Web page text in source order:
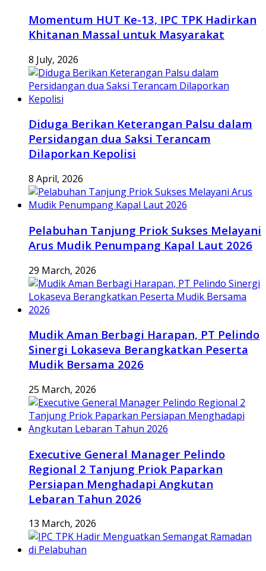
Momentum HUT Ke-13, IPC TPK Hadirkan
Khitanan Massal untuk Masyarakat
8 July, 2026
Diduga Berikan Keterangan Palsu dalam
Persidangan dua Saksi Terancam
Dilaporkan Kepolisi
8 April, 2026
Pelabuhan Tanjung Priok Sukses Melayani
Arus Mudik Penumpang Kapal Laut 2026
29 March, 2026
Mudik Aman Berbagi Harapan, PT Pelindo
Sinergi Lokaseva Berangkatkan Peserta
Mudik Bersama 2026
25 March, 2026
Executive General Manager Pelindo
Regional 2 Tanjung Priok Paparkan
Persiapan Menghadapi Angkutan
Lebaran Tahun 2026
13 March, 2026